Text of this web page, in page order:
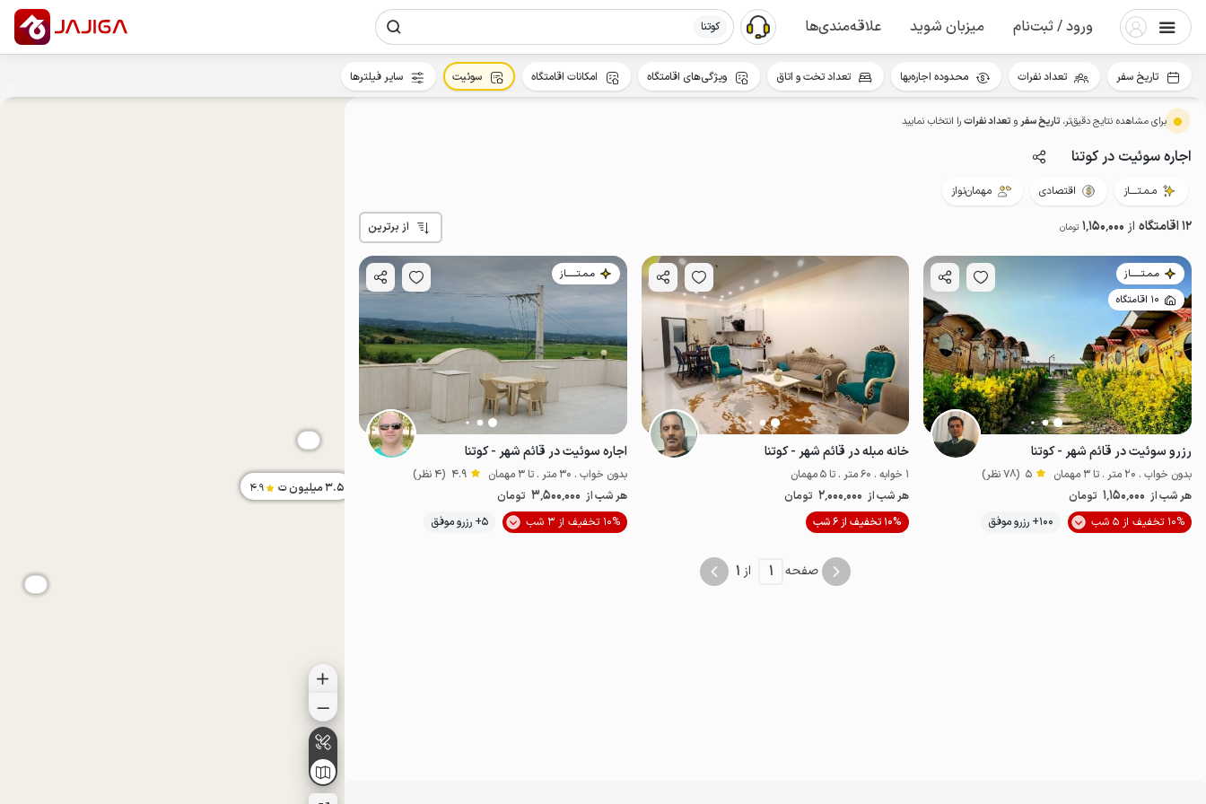
ورود / ثبت‌نام میزبان شوید علاقه‌مندی‌ها کوتنا
3.5میلیون ت 4.9
برای مشاهده نتایج دقیق‌تر، تاریخ سفرو تعداد نفراترا انتخاب نمایید
اجاره سوئیت در کوتنا
مـمـتــــاز اقتصادی مهمان‌نواز
12 اقامتگاه از 1٬150٬000 تومان از برترین
مـمـتــــــاز
10 اقامتگاه
رزرو سوئیت در قائم شهر - کوتنا
بدون خواب . 20 متر . تا 3 مهمان 5 (78 نظر)
هر شب از 1٬150٬000 تومان
10% تخفیف از 5 شب
100+ رزرو موفق اقتصادی موقعیت در نقشه
خانه مبله در قائم شهر - کوتنا
1 خوابه . 60 متر . تا 5 مهمان
هر شب از 2٬000٬000 تومان
10% تخفیف از 6 شب
موقعیت در نقشه
مـمـتــــــاز
اجاره سوئیت در قائم شهر - کوتنا
بدون خواب . 30 متر . تا 3 مهمان 4.9 (4 نظر)
هر شب از 3٬500٬000 تومان
10% تخفیف از 3 شب
5+ رزرو موفق
صفحه 1 از 1
تاریخ سفر تعداد نفرات محدوده اجاره‌بها تعداد تخت و اتاق ویژگی‌های اقامتگاه امکانات اقامتگاه سوئیت سایر فیلترها